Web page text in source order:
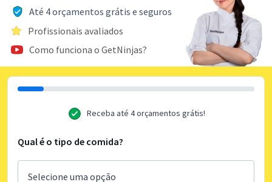
Até 4 orçamentos grátis e seguros
Profissionais avaliados
Como funciona o GetNinjas?
Receba até 4 orçamentos grátis!
Qual é o tipo de comida?